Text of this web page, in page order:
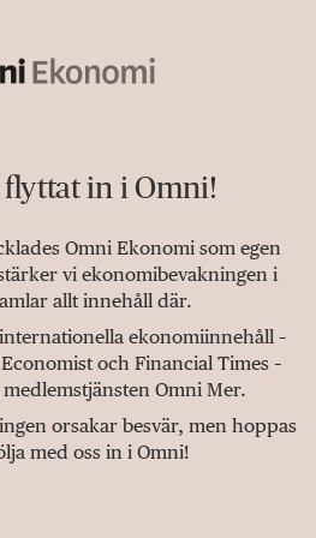
in i Omni!
Omni Ekonomi som egen
vi ekonomibevakningen i
allt innehåll där.
ekonomiinnehåll –
och Financial Times –
Omni Mer.
orsakar besvär, men hoppas
med oss in i Omni!